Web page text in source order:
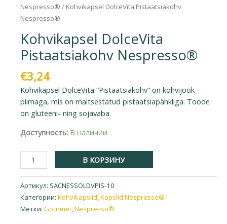
Nespresso® / Kohvikapsel DolceVita Pistaatsiakohv
Nespresso®
Kohvikapsel DolceVita
Pistaatsiakohv Nespresso®
€3,24
Kohvikapsel DolceVita “Pistaatsiakohv” on kohvijook
piimaga, mis on maitsestatud pistaatsiapähkliga. Toode
on gluteeni- ning sojavaba.
Доступность: В наличии
В КОРЗИНУ
Артикул: SACNESSOLDVPIS-10
Категории: Kohvikapslid,Kapslid Nespresso®
Метки: Gourmet,Nespresso®